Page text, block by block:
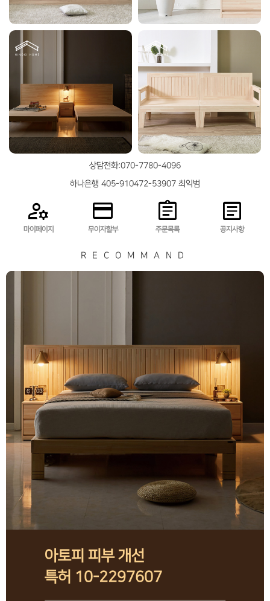
상담전화:070-7780-4096
하나은행 405-910472-53907 최익범
manage_accounts
마이페이지
credit_card
무이자할부
assignment
주문목록
article
공지사항
RECOMMAND
아토피 피부 개선
특허 10-2297607